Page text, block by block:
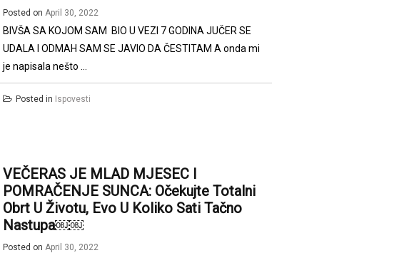
Posted onApril 30, 2022
BIVŠA SA KOJOM SAM BIO U VEZI 7 GODINA JUČER SE
UDALA I ODMAH SAM SE JAVIO DA ČESTITAM A onda mi
je napisala nešto ...
Posted in Ispovesti
VEČERAS JE MLAD MJESEC I
POMRAČENJE SUNCA: Očekujte Totalni
Obrt U Životu, Evo U Koliko Sati Tačno
Nastupa￼￼
Posted onApril 30, 2022